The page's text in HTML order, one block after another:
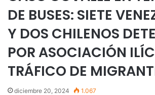
DE BUSES: SIETE
Y DOS CHILENOS
POR ASOCIACIÓN
TRÁFICO DE
diciembre 20, 2024 1.067